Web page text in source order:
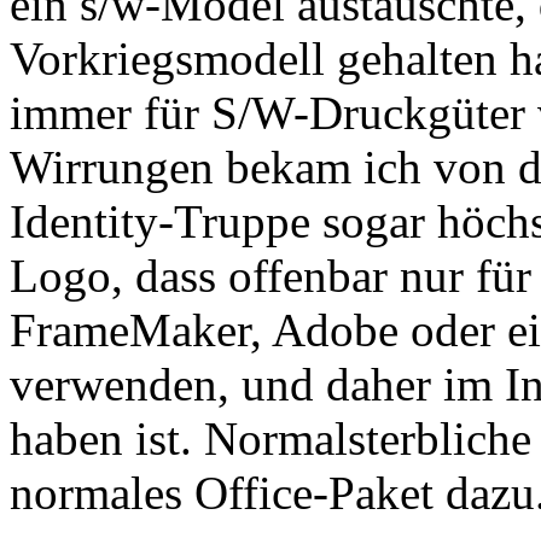
Vorkriegsmodell gehalten
immer für S/W-Druckgüter
Wirrungen bekam ich von
Identity-Truppe sogar
Logo, dass offenbar nur
FrameMaker, Adobe oder
verwenden, und daher im
haben ist.
normales Office-Paket